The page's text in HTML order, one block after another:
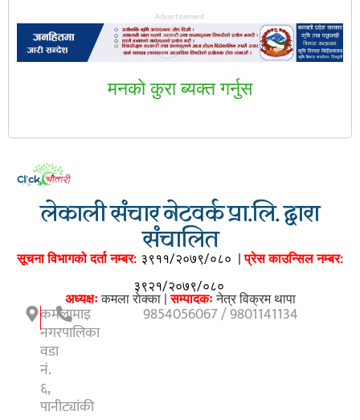
Advertisement
मनकाे कुरा ब्यक्त गर्नुस
लेकाली संचार नेटवर्क प्रा.लि. द्वारा
संचालित
सूचना विभागको दर्ता नम्बर: ३९११/२०७९/०८० |प्रेस काउन्सिल नम्बर:
३९२१/२०७९/०८०
अध्यक्षःकमला राेक्का |सम्पादकःनेत्र विक्रम थापा
कमलामाइ
नगरपालिका
वडा
नं.
६,
पानीट्यांकी
9854056067 / 9801141134